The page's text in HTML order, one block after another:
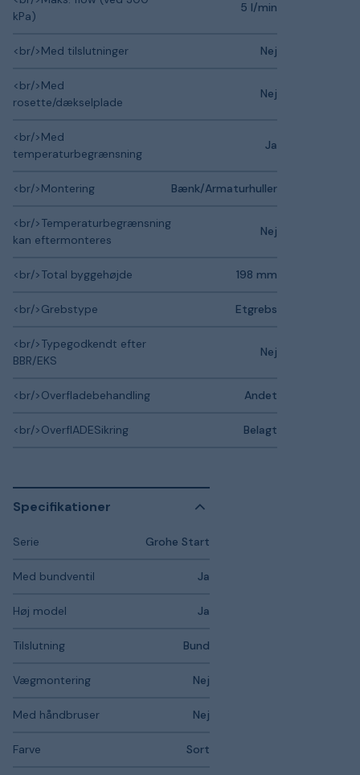
kPa)
5 l/min
<br/>Med tilslutninger Nej
<br/>Med
rosette/dækselplade
Nej
<br/>Med
temperaturbegrænsning
Ja
<br/>Montering Bænk/Armaturhuller
<br/>Temperaturbegrænsning
kan eftermonteres
Nej
<br/>Total byggehøjde 198 mm
<br/>Grebstype Etgrebs
<br/>Typegodkendt efter
BBR/EKS
Nej
<br/>Overfladebehandling Andet
<br/>OverflADESikring Belagt
Specifikationer
Serie Grohe Start
Med bundventil Ja
Høj model Ja
Tilslutning Bund
Vægmontering Nej
Med håndbruser Nej
Farve Sort